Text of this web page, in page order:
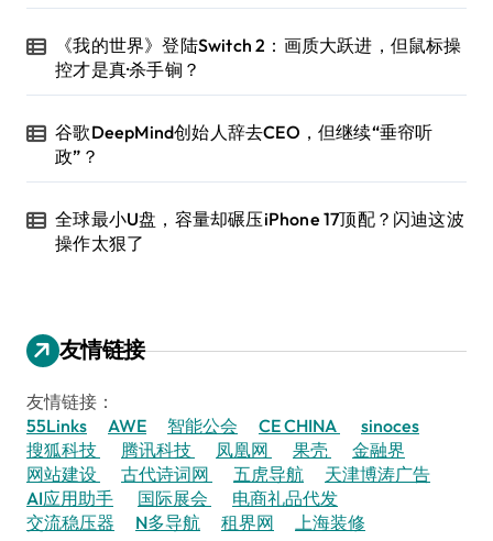
《我的世界》登陆Switch 2：画质大跃进，但鼠标操
控才是真·杀手锏？
谷歌DeepMind创始人辞去CEO，但继续“垂帘听
政”？
全球最小U盘，容量却碾压iPhone 17顶配？闪迪这波
操作太狠了
友情链接
友情链接：
55Links
AWE 智能公会 CE CHINA
sinoces
搜狐科技
腾讯科技 凤凰网 果壳
金融界
网站建设
古代诗词网 五虎导航
天津博涛广告
AI应用助手
国际展会
电商礼品代发
交流稳压器
N多导航 租界网 上海装修